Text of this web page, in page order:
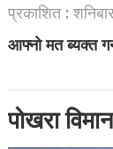
प्रकाशित :
आफ्नो मत ब्यक्त
पोखरा